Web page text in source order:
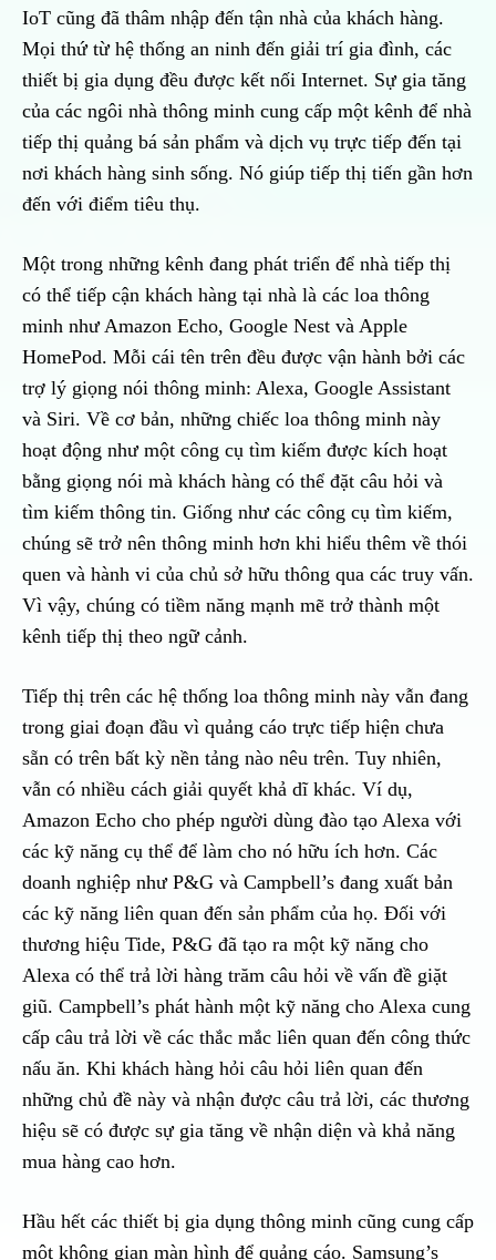
IoT cũng đã thâm nhập đến tận nhà của khách hàng.
Mọi thứ từ hệ thống an ninh đến giải trí gia đình, các
thiết bị gia dụng đều được kết nối Internet. Sự gia tăng
của các ngôi nhà thông minh cung cấp một kênh để nhà
tiếp thị quảng bá sản phẩm và dịch vụ trực tiếp đến tại
nơi khách hàng sinh sống. Nó giúp tiếp thị tiến gần hơn
đến với điểm tiêu thụ.
Một trong những kênh đang phát triển để nhà tiếp thị
có thể tiếp cận khách hàng tại nhà là các loa thông
minh như Amazon Echo, Google Nest và Apple
HomePod. Mỗi cái tên trên đều được vận hành bởi các
trợ lý giọng nói thông minh: Alexa, Google Assistant
và Siri. Về cơ bản, những chiếc loa thông minh này
hoạt động như một công cụ tìm kiếm được kích hoạt
bằng giọng nói mà khách hàng có thể đặt câu hỏi và
tìm kiếm thông tin. Giống như các công cụ tìm kiếm,
chúng sẽ trở nên thông minh hơn khi hiểu thêm về thói
quen và hành vi của chủ sở hữu thông qua các truy vấn.
Vì vậy, chúng có tiềm năng mạnh mẽ trở thành một
kênh tiếp thị theo ngữ cảnh.
Tiếp thị trên các hệ thống loa thông minh này vẫn đang
trong giai đoạn đầu vì quảng cáo trực tiếp hiện chưa
sẵn có trên bất kỳ nền tảng nào nêu trên. Tuy nhiên,
vẫn có nhiều cách giải quyết khả dĩ khác. Ví dụ,
Amazon Echo cho phép người dùng đào tạo Alexa với
các kỹ năng cụ thể để làm cho nó hữu ích hơn. Các
doanh nghiệp như P&G và Campbell’s đang xuất bản
các kỹ năng liên quan đến sản phẩm của họ. Đối với
thương hiệu Tide, P&G đã tạo ra một kỹ năng cho
Alexa có thể trả lời hàng trăm câu hỏi về vấn đề giặt
giũ. Campbell’s phát hành một kỹ năng cho Alexa cung
cấp câu trả lời về các thắc mắc liên quan đến công thức
nấu ăn. Khi khách hàng hỏi câu hỏi liên quan đến
những chủ đề này và nhận được câu trả lời, các thương
hiệu sẽ có được sự gia tăng về nhận diện và khả năng
mua hàng cao hơn.
Hầu hết các thiết bị gia dụng thông minh cũng cung cấp
một không gian màn hình để quảng cáo. Samsung’s